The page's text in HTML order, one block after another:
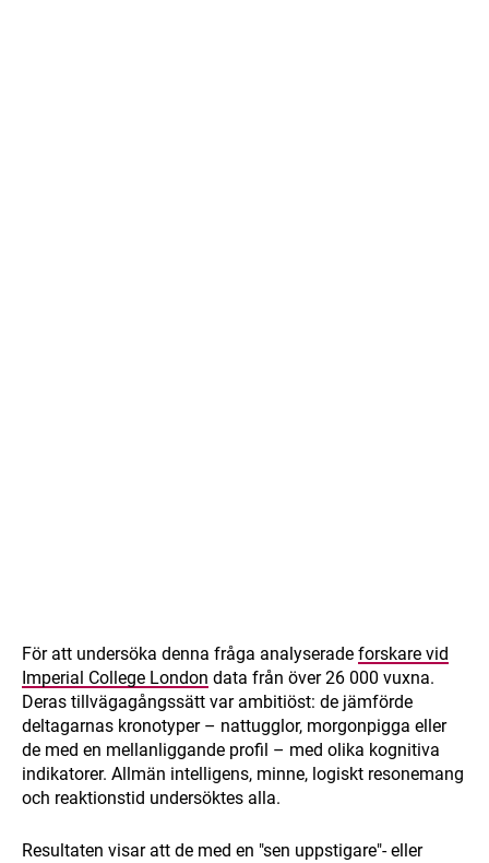
För att undersöka denna fråga analyserade forskare vid
Imperial College London data från över 26 000 vuxna.
Deras tillvägagångssätt var ambitiöst: de jämförde
deltagarnas kronotyper – nattugglor, morgonpigga eller
de med en mellanliggande profil – med olika kognitiva
indikatorer. Allmän intelligens, minne, logiskt resonemang
och reaktionstid undersöktes alla.
Resultaten visar att de med en "sen uppstigare"- eller